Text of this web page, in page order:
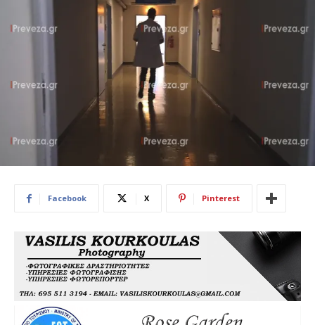
Facebook X Pinterest